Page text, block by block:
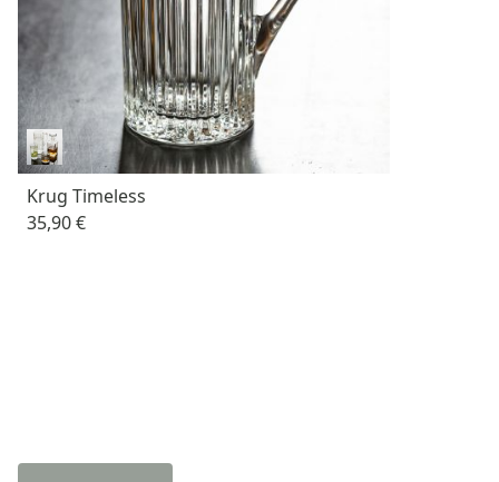
Krug Timeless
35,90 €